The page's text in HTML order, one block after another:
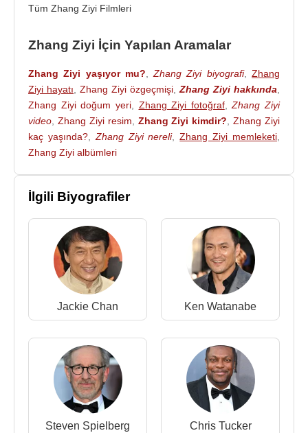
2007 - Ninja Kaplumbağalar (Karai-Seslendirme)
2006 - Şölen (Kraliçe Wan) (Sinema Filmi)
(Sayuri) (Sinema Filmi)
2004 -House of Flying Daggers/Parlayan
Hançerler (Mei) (Sinema Filmi)
2004 - 2046 (Bai Ling) (Sinema Filmi)
2002 - Ultimate Fights From The Movie... (Jen Yu
(Crouching Tiger, Hidden Dragon)(Video)
2002 - Kahraman (Moon) (Sinema Filmi)
2001 - Zu Warriors (Joy) (Sinema Filmi)
2001 - Bitirim İkili 2 (Hu Li) (Sinema Filmi)
2000 - Kaplan ve Ejderha (
Crouching Tiger,
Hidden Dragon) (Jen Yu) (Sinema Filmi)
1999 - The Road Home (Genç Zhao Di) (Sinema
Filmi)
Kaynak:Biyografiler.com
Tüm Zhang Ziyi Filmleri
Zhang Ziyi İçin Yapılan Aramalar
Zhang Ziyi yaşıyor mu?,Zhang Ziyi biyografi,Zhang
Ziyi hayatı, Zhang Ziyi özgeçmişi,Zhang Ziyi hakkında,
Zhang Ziyi doğum yeri, Zhang Ziyi fotoğraf,Zhang Ziyi
video, Zhang Ziyi resim, Zhang Ziyi kimdir?,Zhang Ziyi
kaç yaşında?,Zhang Ziyi nereli,Zhang Ziyi memleketi,
Zhang Ziyi albümleri
İlgili Biyografiler
Jackie Chan Ken Watanabe
Steven Spielberg Chris Tucker